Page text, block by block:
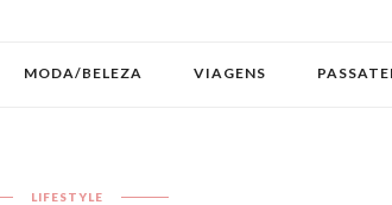
MODA/BELEZA VIAGENS
LIFESTYLE